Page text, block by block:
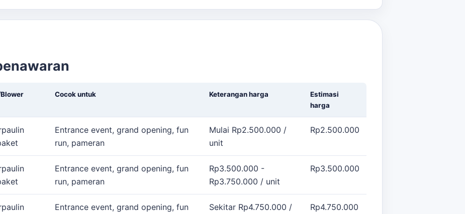
Cocok untuk Keterangan harga
Estimasi
harga
Entrance event, grand opening, fun
run, pameran
Mulai Rp2.500.000 /
unit
Rp2.500.000
Entrance event, grand opening, fun
run, pameran
Rp3.500.000 -
Rp3.750.000 / unit
Rp3.500.000
Entrance event, grand opening, fun
Sekitar Rp4.750.000 /
Rp4.750.000